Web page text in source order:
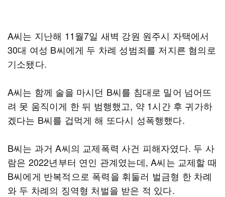
A씨는 지난해 11월7일 새벽 강원 원주시 자택에서
30대 여성 B씨에게 두 차례 성범죄를 저지른 혐의로
기소됐다.
A씨는 함께 술을 마시던 B씨를 침대로 밀어 넘어뜨
려 못 움직이게 한 뒤 범행했고, 약 1시간 후 귀가하
겠다는 B씨를 겁먹게 해 또다시 성폭행했다.
B씨는 과거 A씨의 교제폭력 사건 피해자였다. 두 사
람은 2022년부터 연인 관계였는데, A씨는 교제할 때
B씨에게 반복적으로 폭력을 휘둘러 벌금형 한 차례
와 두 차례의 징역형 처벌을 받은 적 있다.